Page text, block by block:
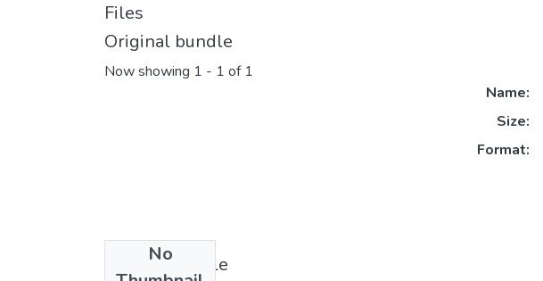
Files
Original bundle
Now showing 1 - 1 of 1
No
Name:
Size:
Format:
License bundle